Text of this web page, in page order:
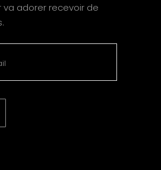
va adorer recevoir de